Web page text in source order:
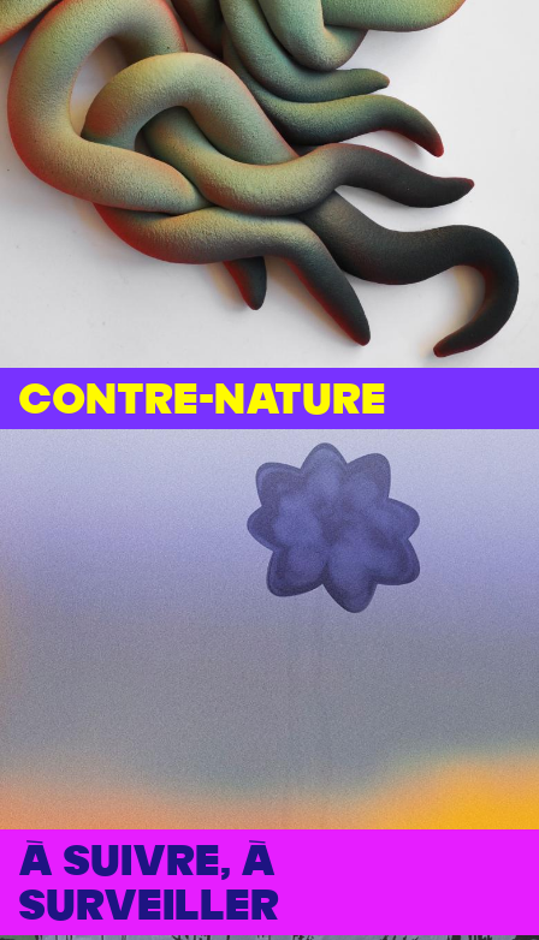
Contre-Nature
À suivre, à
surveiller